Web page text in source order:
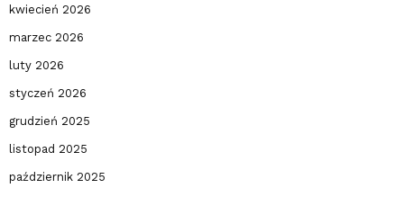
kwiecień 2026
marzec 2026
luty 2026
styczeń 2026
grudzień 2025
listopad 2025
październik 2025